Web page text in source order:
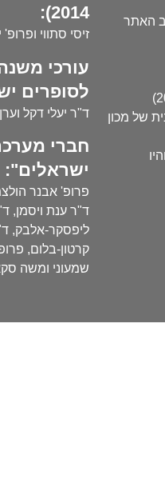
האתר
של מכון
2014):
זיסי סתווי
עורכי
לסופרים
ד"ר יעלי דקל
חברי
ישראלים":
פרופ' אבנר
ד"ר ענת ויסמן,
ליפסקר-אלבק,
קרטון-בלום,
שמעוני ומשה